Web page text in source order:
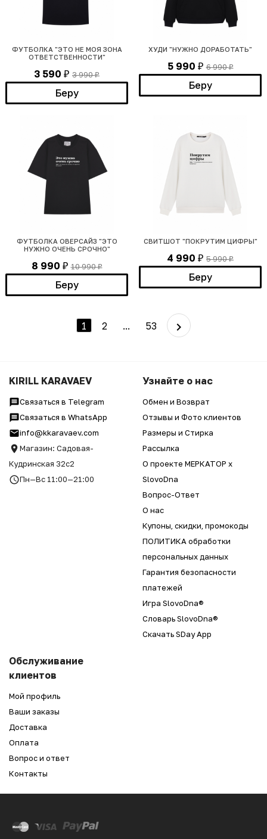
ФУТБОЛКА "ЭТО НЕ МОЯ ЗОНА
ОТВЕТСТВЕННОСТИ"
3 590 ₽ 3 990₽
Беру
ХУДИ "НУЖНО ДОРАБОТАТЬ"
5 990 ₽ 6 990₽
Беру
ФУТБОЛКА ОВЕРСАЙЗ "ЭТО
НУЖНО ОЧЕНЬ СРОЧНО"
8 990 ₽ 10 990₽
Беру
СВИТШОТ "ПОКРУТИМ ЦИФРЫ"
4 990 ₽ 5 990₽
Беру
1 2 ... 53
KIRILL KARAVAEV
Связаться в Telegram
Связаться в WhatsApp
info@kkaravaev.com
Магазин: Садовая-
Кудринская 32с2
Пн—Вс 11:00—21:00
Узнайте о нас
Обмен и Возврат
Отзывы и Фото клиентов
Размеры и Стирка
Рассылка
О проекте МЕРКАТОР x
SlovoDna
Вопрос-Ответ
О нас
Купоны, скидки, промокоды
ПОЛИТИКА обработки
персональных данных
Гарантия безопасности
платежей
Игра SlovoDna®
Словарь SlovoDna®
Скачать SDay App
Обслуживание
клиентов
Мой профиль
Ваши заказы
Доставка
Оплата
Вопрос и ответ
Контакты